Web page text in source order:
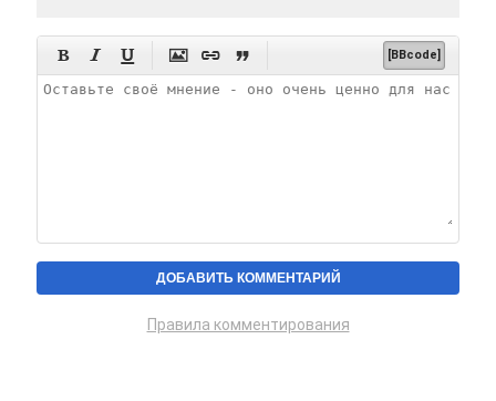
      [BBcode]
Правила комментирования